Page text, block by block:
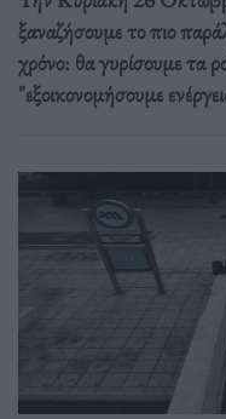
ξαναζήσουμε το πιο
χρόνο: θα γυρίσουμε τα
"εξοικονομήσουμε